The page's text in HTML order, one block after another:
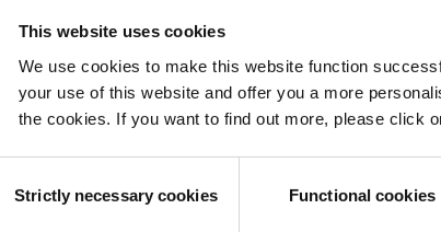
This website uses cookies
We use cookies to make this website function
your use of this website and offer you a more
the cookies. If you want to find out more, please click
Selection
Strictly necessary cookies Functional cookies